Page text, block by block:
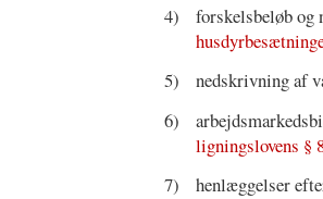
4)
forskelsbeløb og
5)
nedskrivning af
6)
ligningslovens §
7)
henlæggelser